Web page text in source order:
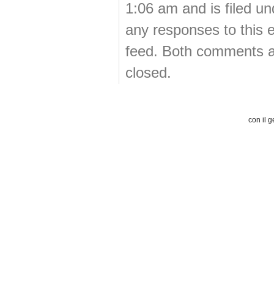
1:06 am and is filed
any responses to this
feed. Both comments
closed.
con il